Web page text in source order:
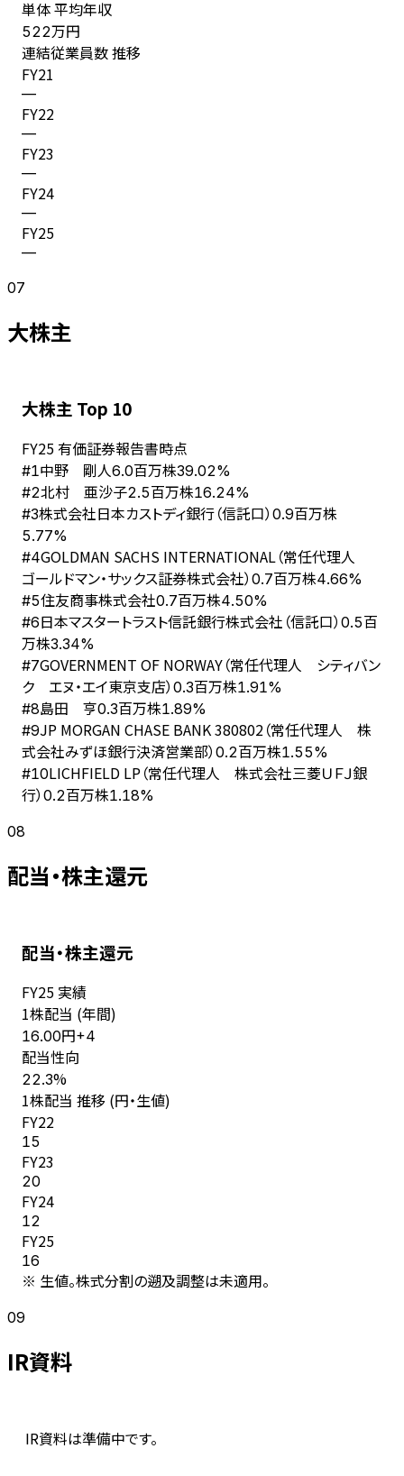
単体 平均年収
522万円
連結従業員数 推移
FY21
—
FY22
—
FY23
—
FY24
—
FY25
—
07
大株主
大株主 Top 10
FY25 有価証券報告書時点
#1中野 剛人6.0百万株39.02%
#2北村 亜沙子2.5百万株16.24%
#3株式会社日本カストディ銀行（信託口） 0.9百万株
5.77%
#4GOLDMAN SACHS INTERNATIONAL（常任代理人
ゴールドマン・サックス証券株式会社） 0.7百万株4.66%
#5住友商事株式会社0.7百万株4.50%
#6日本マスタートラスト信託銀行株式会社（信託口） 0.5百
万株3.34%
#7GOVERNMENT OF NORWAY（常任代理人 シティバン
ク エヌ・エイ東京支店） 0.3百万株1.91%
#8島田 亨0.3百万株1.89%
#9JP MORGAN CHASE BANK 380802（常任代理人 株
式会社みずほ銀行決済営業部） 0.2百万株1.55%
#10LICHFIELD LP（常任代理人 株式会社三菱ＵＦＪ銀
行） 0.2百万株1.18%
08
配当・株主還元
配当・株主還元
FY25 実績
1株配当 (年間)
16.00円+4
配当性向
22.3%
1株配当 推移 (円・生値)
FY22
15
FY23
20
FY24
12
FY25
16
※ 生値。株式分割の遡及調整は未適用。
09
IR資料
IR資料は準備中です。